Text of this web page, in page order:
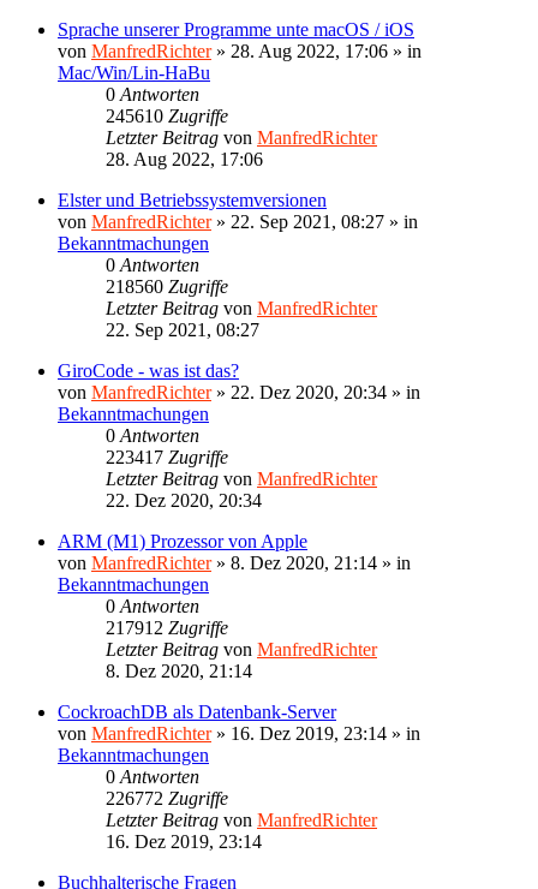
Sprache unserer Programme unte macOS / iOS
von ManfredRichter» 28. Aug 2022, 17:06 » in
Mac/Win/Lin-HaBu
0 Antworten
245610 Zugriffe
Letzter Beitrag von ManfredRichter
28. Aug 2022, 17:06
Elster und Betriebssystemversionen
von ManfredRichter» 22. Sep 2021, 08:27 » in
Bekanntmachungen
0 Antworten
218560 Zugriffe
Letzter Beitrag von ManfredRichter
22. Sep 2021, 08:27
GiroCode - was ist das?
von ManfredRichter» 22. Dez 2020, 20:34 » in
Bekanntmachungen
0 Antworten
223417 Zugriffe
Letzter Beitrag von ManfredRichter
22. Dez 2020, 20:34
ARM (M1) Prozessor von Apple
von ManfredRichter» 8. Dez 2020, 21:14 » in
Bekanntmachungen
0 Antworten
217912 Zugriffe
Letzter Beitrag von ManfredRichter
8. Dez 2020, 21:14
CockroachDB als Datenbank-Server
von ManfredRichter» 16. Dez 2019, 23:14 » in
Bekanntmachungen
0 Antworten
226772 Zugriffe
Letzter Beitrag von ManfredRichter
16. Dez 2019, 23:14
Buchhalterische Fragen